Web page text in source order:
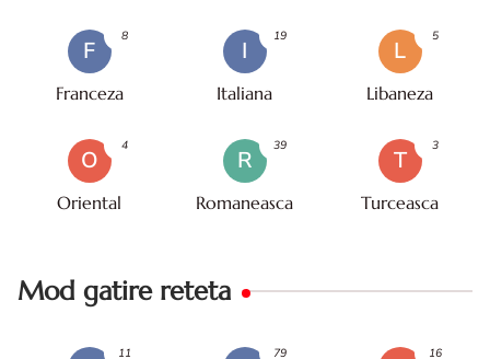
F
Franceza
8
I
Italiana
19
L
Libaneza
5
O
Oriental
4
R
Romaneasca
39
T
Turceasca
3
Mod gatire reteta
11 79 16